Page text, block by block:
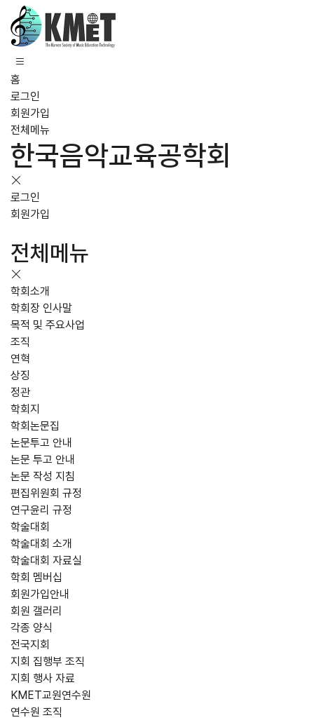
홈
로그인
회원가입
전체메뉴
한국음악교육공학회
로그인
회원가입
전체메뉴
학회소개
학회장 인사말
목적 및 주요사업
조직
연혁
상징
정관
학회지
학회논문집
논문투고 안내
논문 투고 안내
논문 작성 지침
편집위원회 규정
연구윤리 규정
학술대회
학술대회 소개
학술대회 자료실
학회 멤버십
회원가입안내
회원 갤러리
각종 양식
전국지회
지회 집행부 조직
지회 행사 자료
KMET교원연수원
연수원 조직